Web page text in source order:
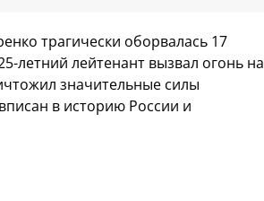
трагически оборвалась 17
летний лейтенант вызвал огонь на
значительные силы
в историю России и